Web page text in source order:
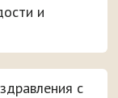
и
с